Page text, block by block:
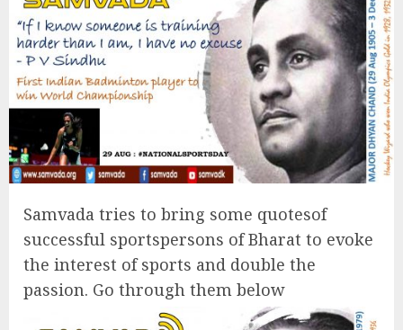
Samvada tries to bring some quotesof
successful sportspersons of Bharat to evoke
the interest of sports and double the
passion. Go through them below